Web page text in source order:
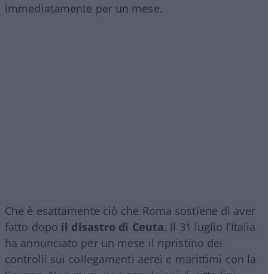
immediatamente per un mese.
Che è esattamente ciò che Roma sostiene di aver
fatto dopo il disastro di Ceuta. Il 31 luglio l’Italia
ha annunciato per un mese il ripristino dei
controlli sui collegamenti aerei e marittimi con la